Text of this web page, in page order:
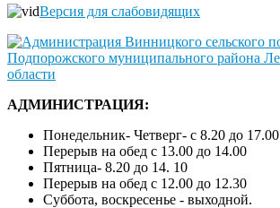
Версия для слабовидящих
АДМИНИСТРАЦИЯ:
Понедельник- Четверг- с 8.20 до 17.00
Перерыв на обед с 13.00 до 14.00
Пятница- 8.20 до 14. 10
Перерыв на обед с 12.00 до 12.30
Суббота, воскресенье - выходной.